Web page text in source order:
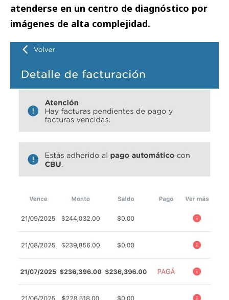
atenderse en un centro de diagnóstico por
imágenes de alta complejidad.